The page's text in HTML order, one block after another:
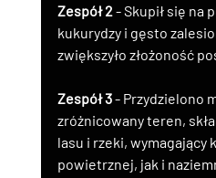
Zespół 2 - Skupił się na
kukurydzy i gęsto
zwiększyło złożoność
Zespół 3 - Przydzielono
zróżnicowany teren,
lasu i rzeki, wymagający
powietrznej, jak i